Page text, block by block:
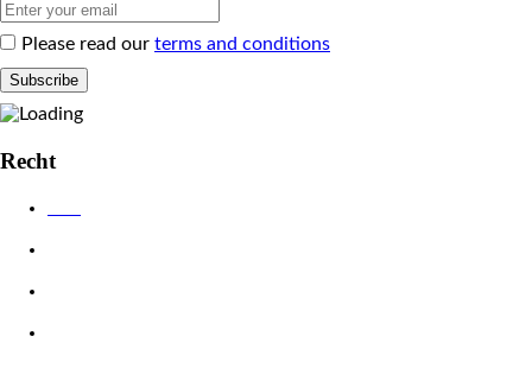
Please read our terms and conditions
Recht